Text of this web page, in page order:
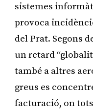
sistemes
provoca
del Prat. Segons
un retard
també a altres
greus es
facturació, on